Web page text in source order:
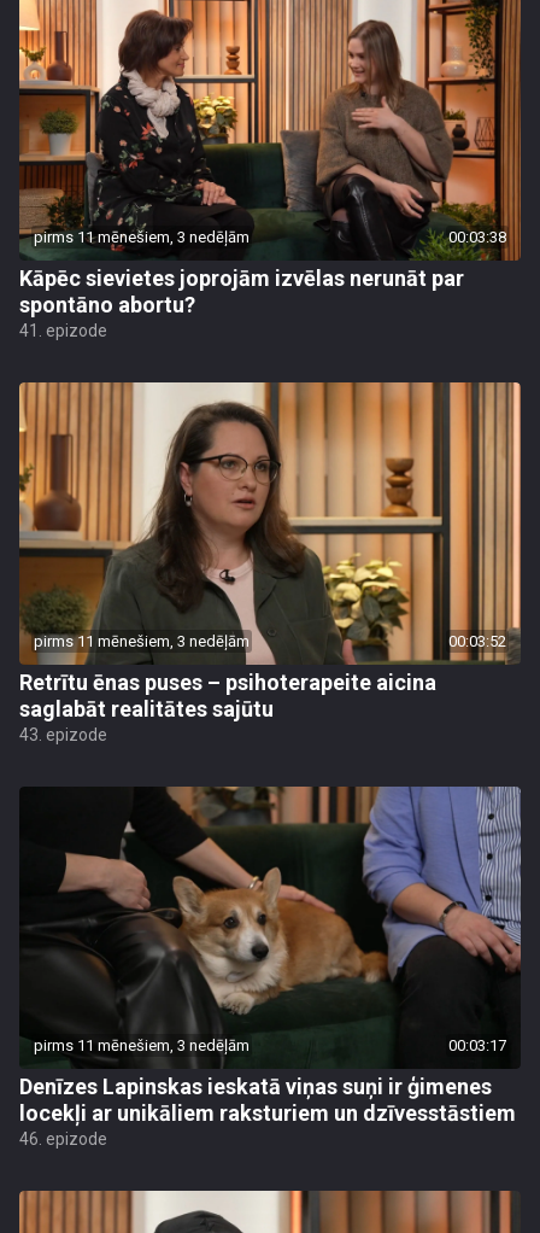
pirms 11 mēnešiem, 3 nedēļām 00:03:38
Kāpēc sievietes joprojām izvēlas nerunāt par
spontāno abortu?
41. epizode
pirms 11 mēnešiem, 3 nedēļām 00:03:52
Retrītu ēnas puses – psihoterapeite aicina
saglabāt realitātes sajūtu
43. epizode
pirms 11 mēnešiem, 3 nedēļām 00:03:17
Denīzes Lapinskas ieskatā viņas suņi ir ģimenes
locekļi ar unikāliem raksturiem un dzīvesstāstiem
46. epizode